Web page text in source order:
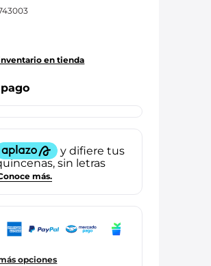
en tienda
opciones